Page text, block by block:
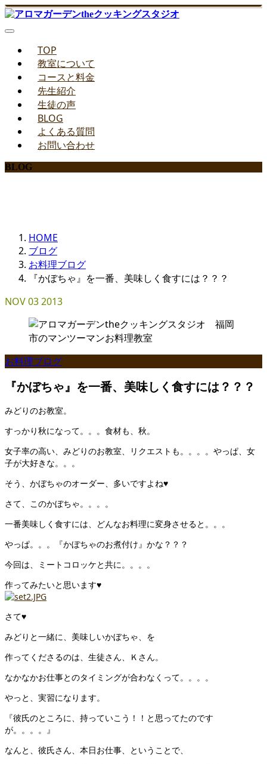
TOP
教室について
コースと料金
先生紹介
生徒の声
BLOG
よくある質問
お問い合わせ
BLOG
HOME
ブログ
お料理ブログ
『かぼちゃ』を一番、美味しく食すには？？？
NOV032013
お料理ブログ
『かぼちゃ』を一番、美味しく食すには？？？
みどりのお教室。
すっかり秋になって。。。食材も、秋。
女子率の高い、みどりのお教室、リクエストも。。。。やっぱ、女
子が大好きな。。。
そう、かぼちゃのオーダー、多いですよね♥
さて、このかぼちゃ。。。。
一番美味しく食すには、どんなお料理に変身させると。。。
やっぱ。。。『かぼちゃのお煮付け』かな？？？
今回は、ミートコロッケと共に。。。。
作ってみたいと思います♥
さて♥
みどりと一緒に、美味しいかぼちゃ、を
作ってくださるのは、生徒さん、Ｋさん。
なかなかお仕事とのタイミングが合わなくって。。。。
やっと、実習になります。
『彼氏のところに、持っていこう！！と思ってたのです
が。。。。』
なんと、彼氏さん、本日お仕事、ということで、